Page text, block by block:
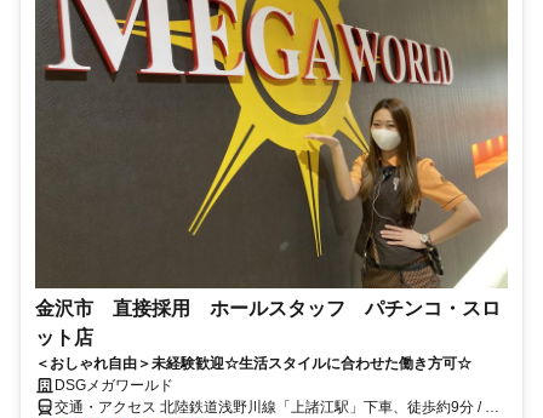
金沢市 直接採用 ホールスタッフ パチンコ・スロ
ット店
＜おしゃれ自由＞未経験歓迎☆生活スタイルに合わせた働き方可☆
DSGメガワールド
交通・アクセス 北陸鉄道浅野川線「上諸江駅」下車、徒歩約9分 / 北